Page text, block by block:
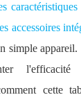
accessoires
simple appareil.
cette